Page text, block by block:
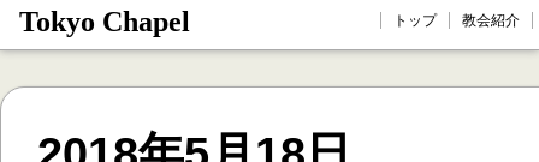
Tokyo Chapel トップ 教会紹介